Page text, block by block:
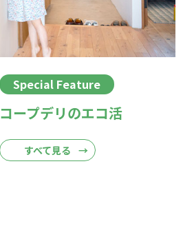
Special Feature
コープデリのエコ活
すべて見る →